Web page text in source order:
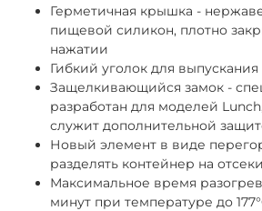
Герметичная крышка -
пищевой силикон, плотно
нажатии
Гибкий уголок для выпускания
Защелкивающийся замок -
разработан для моделей
служит дополнительной
Новый элемент в виде
разделять контейнер на
Максимальное время
минут при температуре до